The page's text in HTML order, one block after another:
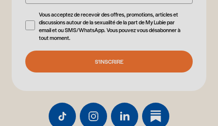
Vous acceptez de recevoir des offres, promotions, articles et
discussions autour de la sexualité de la part de My Lubie par
email et ou SMS/WhatsApp. Vous pouvez vous désabonner à
tout moment.
S'INSCRIRE